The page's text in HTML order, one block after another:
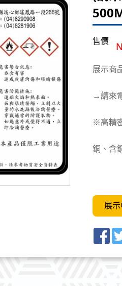
售價
展示商
→請來
※高精
銅、含
展